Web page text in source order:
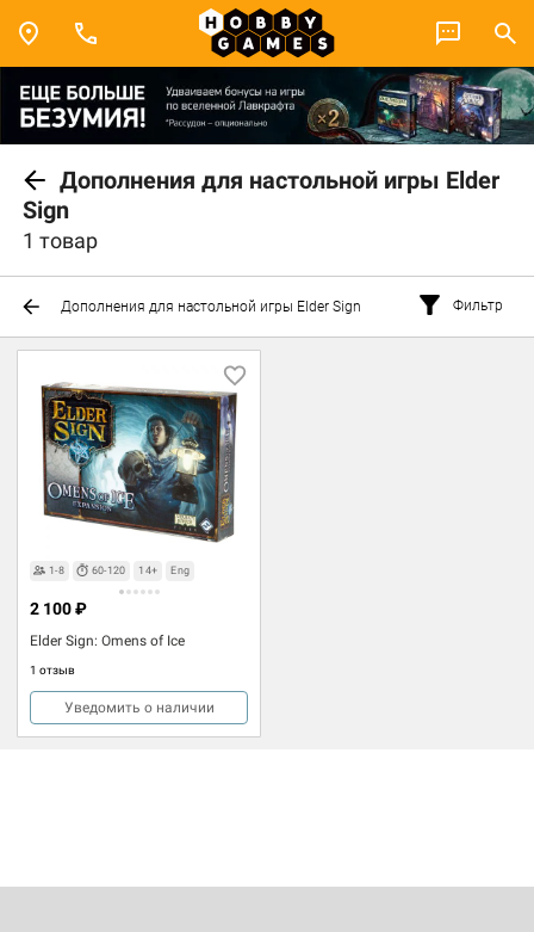
Дополнения для настольной игры Elder
Sign
1 товар
Дополнения для настольной игры Elder Sign Фильтр
1-8 60-120 14+ Eng
Elder Sign: Omens of Ice
1 отзыв
2 100 ₽
Уведомить о наличии